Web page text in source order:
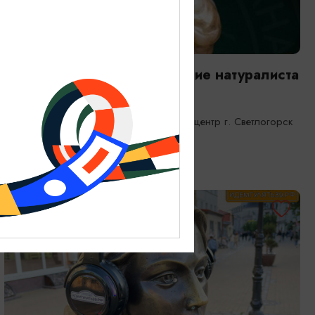
Янтарная каюта. Путешествие натуралиста
25.12.2025 - 31.12.2026
Светлогорск, Морской выставочный центр г. Светлогорск
ОТ 1200₽